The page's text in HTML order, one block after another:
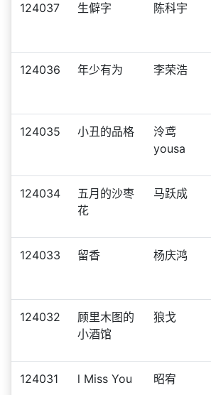
124037 生僻字 陈科宇
124036 年少有为 李荣浩
124035 小丑的品格
泠鸢
yousa
124034
五月的沙枣
花
马跃成
124033 留香 杨庆鸿
124032
顾里木图的
小酒馆
狼戈
124031 l Miss You 昭宥